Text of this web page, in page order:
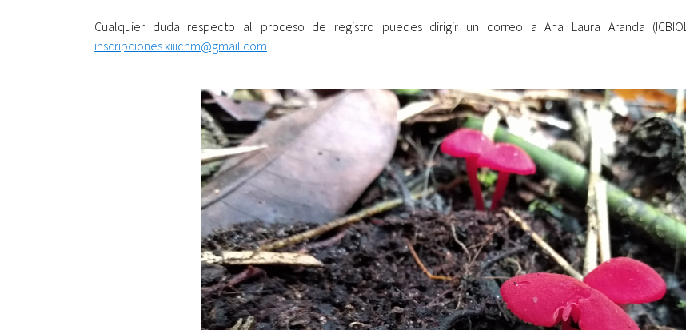
Cualquier duda respecto al proceso de registro puedes dirigir un correo a Ana Laura Aranda
inscripciones.xiiicnm@gmail.com